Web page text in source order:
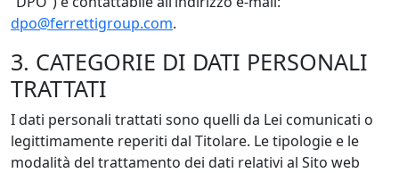
dpo@ferrettigroup.com.
3. CATEGORIE DI DATI PERSONALI
TRATTATI
I dati personali trattati sono quelli da Lei comunicati o
legittimamente reperiti dal Titolare. Le tipologie e le
modalità del trattamento dei dati relativi al Sito web